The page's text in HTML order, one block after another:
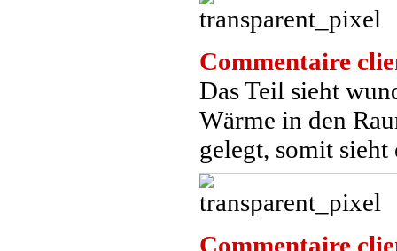
Commentaire
Das Teil sieht
Wärme in den
gelegt, somit sieht
Commentaire